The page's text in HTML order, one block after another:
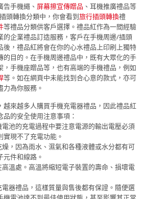
告手機繩、 屏幕擦宣傳贈品 、耳機推廣禮品等
頭轉換分類中，你會看到旅行插頭轉換禮
等禮品分類供客戶選擇。禮品紅作為一間經驗
的企業禮品訂造服務，客戶在手機周邊/插頭
後，禮品紅將會在你的心水禮品上印刷上獨特
的目的。在手機周邊禮品中，既有大眾化的手
，手機座贈品等，也有高端的手機禮品，例如
等。如在網頁中未能找到合心意的款式，亦可
力為你服務。
越來越多人購買手機充電器禮品，因此禮品紅
的安全使用注意事項：
池的充電過程中要注意電源的輸出電壓必須
現不了充電功能。
，因為雨水、濕氣和各種液體或水分都有可
件和線路。
高溫處。高溫將縮短電子裝置的壽命、損壞電
電器禮品 ，這樣質量與售後都有保證。隨便選